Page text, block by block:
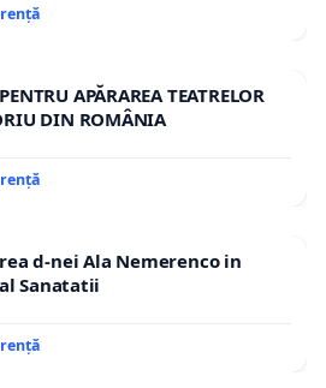
APĂRAREA TEATRELOR
DIN ROMÂNIA
d-nei Ala Nemerenco in
Sanatatii